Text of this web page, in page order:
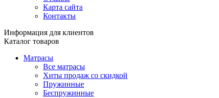
Карта сайта
Контакты
Информация для клиентов
Каталог товаров
Матрасы
Все матрасы
Хиты продаж со скидкой
Пружинные
Беспружинные